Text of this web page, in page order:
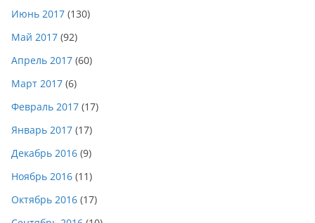
Июнь 2017 (130)
Май 2017 (92)
Апрель 2017 (60)
Март 2017 (6)
Февраль 2017 (17)
Январь 2017 (17)
Декабрь 2016 (9)
Ноябрь 2016 (11)
Октябрь 2016 (17)